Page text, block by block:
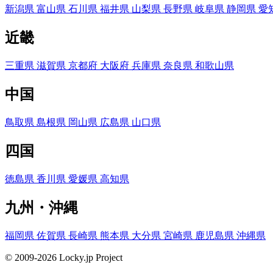
新潟県 富山県 石川県 福井県 山梨県 長野県 岐阜県 静岡県 愛
近畿
三重県 滋賀県 京都府 大阪府 兵庫県 奈良県 和歌山県
中国
鳥取県 島根県 岡山県 広島県 山口県
四国
徳島県 香川県 愛媛県 高知県
九州・沖縄
福岡県 佐賀県 長崎県 熊本県 大分県 宮崎県 鹿児島県 沖縄県
© 2009-2026 Locky.jp Project